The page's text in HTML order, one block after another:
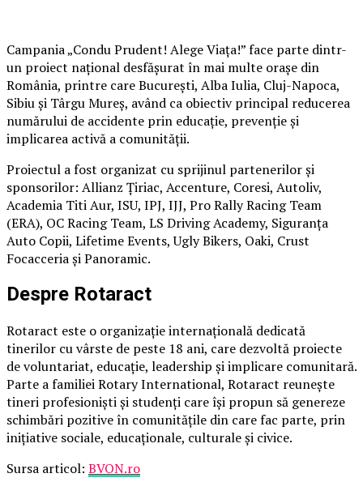
Campania „Condu Prudent! Alege Viața!” face parte dintr-
un proiect național desfășurat în mai multe orașe din
România, printre care București, Alba Iulia, Cluj-Napoca,
Sibiu și Târgu Mureș, având ca obiectiv principal reducerea
numărului de accidente prin educație, prevenție și
implicarea activă a comunității.
Proiectul a fost organizat cu sprijinul partenerilor și
sponsorilor: Allianz Țiriac, Accenture, Coresi, Autoliv,
Academia Titi Aur, ISU, IPJ, IJJ, Pro Rally Racing Team
(ERA), OC Racing Team, LS Driving Academy, Siguranța
Auto Copii, Lifetime Events, Ugly Bikers, Oaki, Crust
Focacceria și Panoramic.
Despre Rotaract
Rotaract este o organizație internațională dedicată
tinerilor cu vârste de peste 18 ani, care dezvoltă proiecte
de voluntariat, educație, leadership și implicare comunitară.
Parte a familiei Rotary International, Rotaract reunește
tineri profesioniști și studenți care își propun să genereze
schimbări pozitive în comunitățile din care fac parte, prin
inițiative sociale, educaționale, culturale și civice.
Sursa articol: BVON.ro